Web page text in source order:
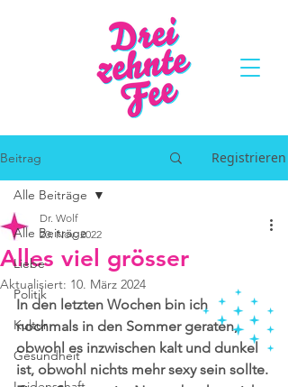
Beitrag Registrieren
Alle Beiträge
Liebe
Politik
Kultur
Gesundheit
Alle Beiträge
Alles viel grösser
Dr. Wolf
20. Nov. 2022
Aktualisiert: 10. März 2024
In den letzten Wochen bin ich
nochmals in den Sommer geraten,
obwohl es inzwischen kalt und dunkel
ist, obwohl nichts mehr sexy sein sollte.